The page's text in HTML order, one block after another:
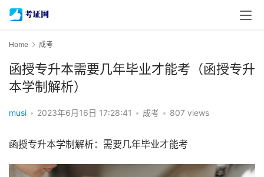
Home 成考
函授专升本需要几年毕业才能考（函授专升
本学制解析）
musi • 2023年6月16日 17:28:41 • 成考 • 807 views
函授专升本学制解析：需要几年毕业才能考